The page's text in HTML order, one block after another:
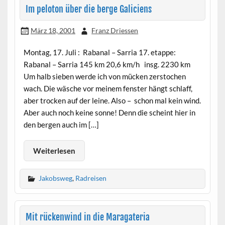
Im peloton über die berge Galiciens
März 18, 2001 Franz Driessen
Montag, 17. Juli : Rabanal – Sarria 17. etappe:
Rabanal – Sarria 145 km 20,6 km/h insg. 2230 km
Um halb sieben werde ich von mücken zerstochen
wach. Die wäsche vor meinem fenster hängt schlaff,
aber trocken auf der leine. Also – schon mal kein wind.
Aber auch noch keine sonne! Denn die scheint hier in
den bergen auch im […]
Weiterlesen
Jakobsweg, Radreisen
Mit rückenwind in die Maragateria